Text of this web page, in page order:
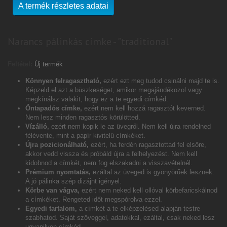
A termék részletes adatai
Új termék
Könnyen felragasztható, ezért ezt meg tudod csinálni majd te is.
Képzeld el azt a büszkeséget, amikor megajándékozol vagy
megkínálsz valakit, hogy ez a te egyedi címkéd.
Öntapadós címke, ezért nem kell hozzá ragasztót keverned.
Nem lesz minden ragasztós körülötted.
Vízálló, ezért nem kopik le az üvegről. Nem kell újra rendelned
félévente, mint a papír kivitelű címkéket.
Újra pozicionálható, ezért, ha ferdén ragasztottad fel elsőre,
akkor vedd vissza és próbáld újra a felhelyezést. Nem kell
kidobnod a címkét, nem fog elszakadni a visszavételnél.
Prémium nyomtatás, ezáltal az üveged is gyönyörűek lesznek.
A jó pálinka szép dizájnt igényel.
Körbe van vágva, ezért nem neked kell ollóval körbefaricskálnod
a címkéket. Rengeted időt megspórolva ezzel.
Egyedi tartalom, a címkét a te elképzelésed alapján testre
szabhatod. Saját szöveggel, adatokkal, ezáltal, csak neked lesz